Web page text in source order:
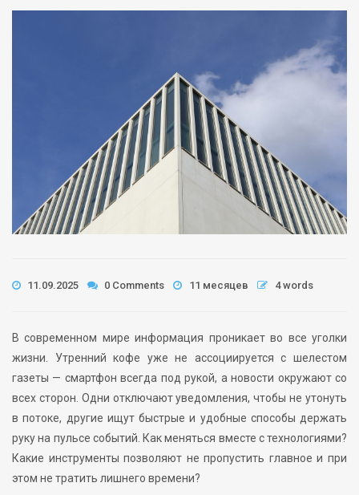
11.09.2025 0 Comments 11 месяцев 4 words
В современном мире информация проникает во все уголки
жизни. Утренний кофе уже не ассоциируется с шелестом
газеты — смартфон всегда под рукой, а новости окружают со
всех сторон. Одни отключают уведомления, чтобы не утонуть
в потоке, другие ищут быстрые и удобные способы держать
руку на пульсе событий. Как меняться вместе с технологиями?
Какие инструменты позволяют не пропустить главное и при
этом не тратить лишнего времени?